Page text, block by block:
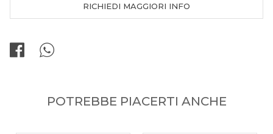
RICHIEDI MAGGIORI INFO
POTREBBE PIACERTI ANCHE